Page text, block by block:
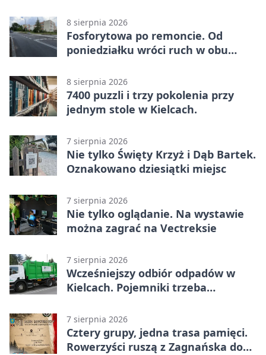
(Grupa IV)
8 sierpnia 2026
Fosforytowa po remoncie. Od
poniedziałku wróci ruch w obu
8 sierpnia 2026
7400 puzzli i trzy pokolenia przy
jednym stole w Kielcach.
7 sierpnia 2026
Nie tylko Święty Krzyż i Dąb Bartek.
Oznakowano dziesiątki miejsc
7 sierpnia 2026
Nie tylko oglądanie. Na wystawie
można zagrać na Vectreksie
7 sierpnia 2026
Wcześniejszy odbiór odpadów w
Kielcach. Pojemniki trzeba
7 sierpnia 2026
Cztery grupy, jedna trasa pamięci.
Rowerzyści ruszą z Zagnańska do